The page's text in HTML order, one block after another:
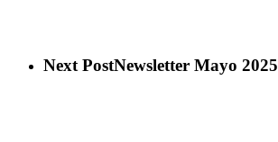
Next PostNewsletter Mayo 2025